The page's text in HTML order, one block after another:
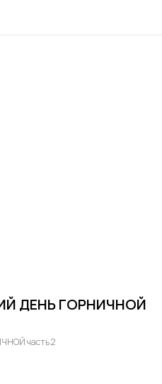
ДЕНЬ ГОРНИЧНОЙ
часть 2